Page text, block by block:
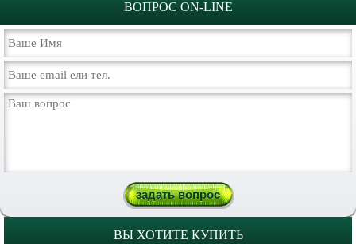
ВОПРОС ON-LINE
ВЫ ХОТИТЕ КУПИТЬ